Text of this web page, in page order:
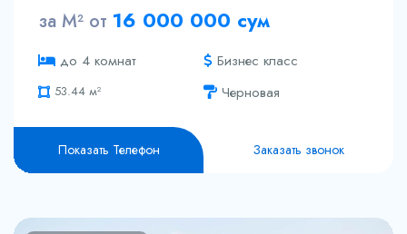
за М² от 16 000 000 сум
до 4 комнат Бизнес класс
53.44 м²
86.77 м²
86.85 м²
87.65 м²
Черновая
Показать Телефон Заказать звонок